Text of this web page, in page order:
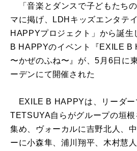
「音楽とダンスで子どもたち
マに掲げ、LDHキッズエンタテ
HAPPYプロジェクト」から誕生
B HAPPYのイベント『EXILE B
〜かぜのふね〜』が、5月6日に
ーデンにて開催された
EXILE B HAPPYは、リーダー
TETSUYA自らがグループの垣
集め、ヴォーカルに吉野北人、
ーに小森隼、浦川翔平、木村慧